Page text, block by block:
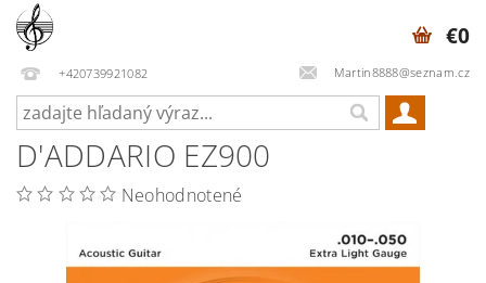
+420739921082 Martin8888@seznam.cz
€0
D'ADDARIO EZ900
Neohodnotené